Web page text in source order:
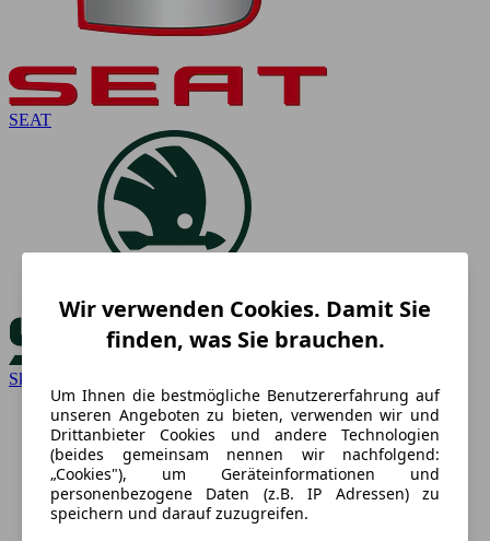
SEAT
Skoda
Wir verwenden Cookies. Damit Sie
finden, was Sie brauchen.
Um Ihnen die bestmögliche Benutzererfahrung auf
unseren Angeboten zu bieten, verwenden wir und
Drittanbieter Cookies und andere Technologien
(beides gemeinsam nennen wir nachfolgend:
„Cookies"), um Geräteinformationen und
personenbezogene Daten (z.B. IP Adressen) zu
speichern und darauf zuzugreifen.